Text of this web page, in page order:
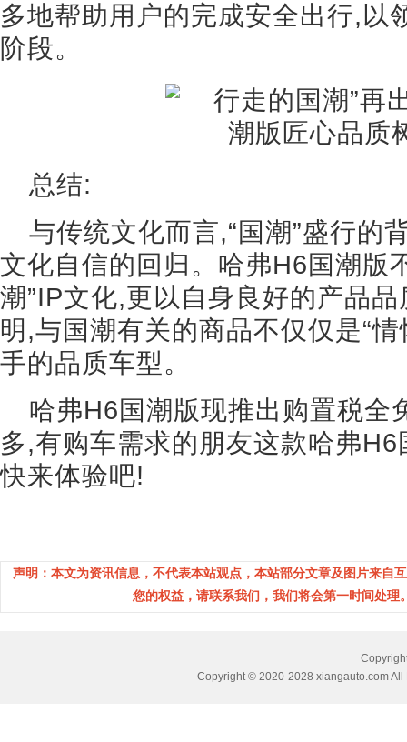
多地帮助用户的完成安全出行,以
阶段。
总结:
与传统文化而言,“国潮”盛行的
文化自信的回归。哈弗H6国潮版
潮”IP文化,更以自身良好的产品
明,与国潮有关的商品不仅仅是“
手的品质车型。
哈弗H6国潮版现推出购置税全
多,有购车需求的朋友这款哈弗
快来体验吧!
声明：本文为资讯信息，不代表本站观点，本站部分文章及图片来自
您的权益，请联系我们，我们将会第一时间处
Copyright © 2020-2028 xiangauto.com